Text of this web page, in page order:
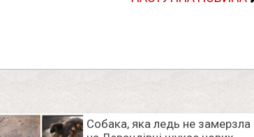
Собака, яка ледь не замерзла